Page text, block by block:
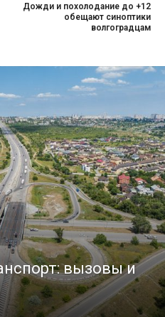
Дожди и похолодание до +12
обещают синоптики
волгоградцам
вызовы и